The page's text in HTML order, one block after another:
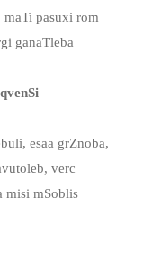
maTi pasuxi rom
ganaTleba
esaa grZnoba,
verc
misi mSoblis